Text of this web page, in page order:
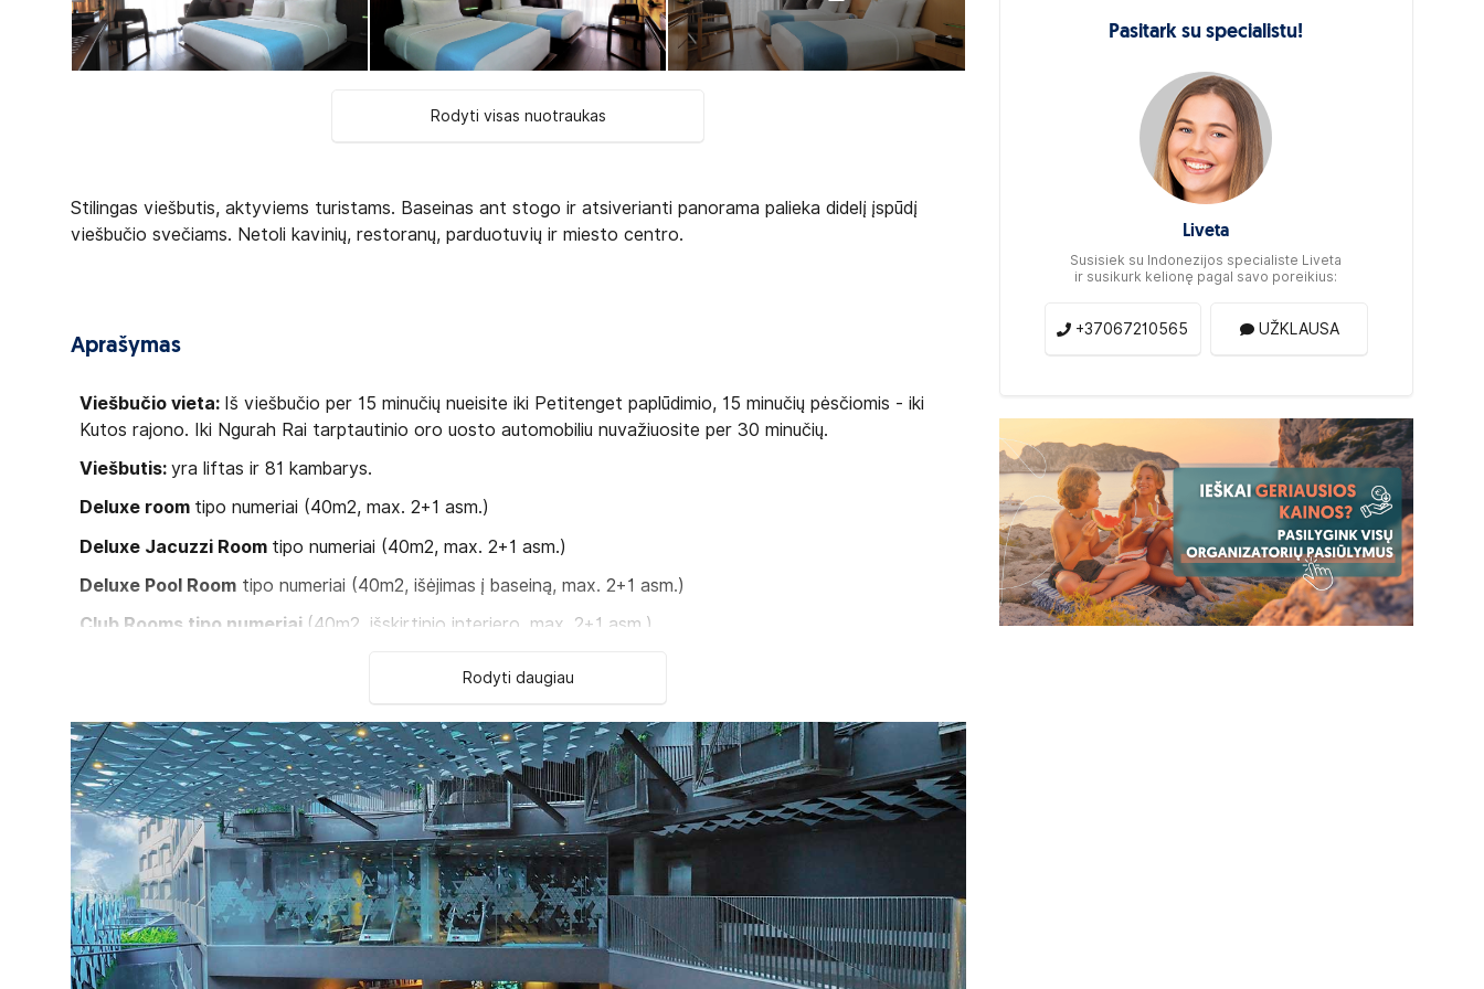
Rodyti visas nuotraukas
Stilingas viešbutis, aktyviems turistams. Baseinas ant stogo ir atsiverianti panorama palieka didelį įspūdį
viešbučio svečiams. Netoli kavinių, restoranų, parduotuvių ir miesto centro.
Aprašymas
Viešbučio vieta: Iš viešbučio per 15 minučių nueisite iki Petitenget paplūdimio, 15 minučių pėsčiomis - iki
Kutos rajono. Iki Ngurah Rai tarptautinio oro uosto automobiliu nuvažiuosite per 30 minučių.
Viešbutis: yra liftas ir 81 kambarys.
Deluxe room tipo numeriai (40m2, max. 2+1 asm.)
Deluxe Jacuzzi Room tipo numeriai (40m2, max. 2+1 asm.)
Deluxe Pool Room tipo numeriai (40m2, išėjimas į baseiną, max. 2+1 asm.)
Club Rooms tipo numeriai (40m2, išskirtinio interjero, max. 2+1 asm.)
belaidis internetas:
televizorius
balkonas
dušai
higienos reikmenys
sūkurinės vonios
kavos/arbatos ruošimo rinkiniai
oro kondicionierius
plaukų džiovintuvas
Rodyti daugiau
Pasitark su specialistu!
Liveta
Susisiek su Indonezijos specialiste Liveta
ir susikurk kelionę pagal savo poreikius:
+37067210565 UŽKLAUSA